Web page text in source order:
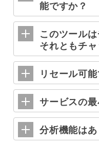
能ですか？
このツール
それともチ
リセール可
サービスの
分析機能はあ